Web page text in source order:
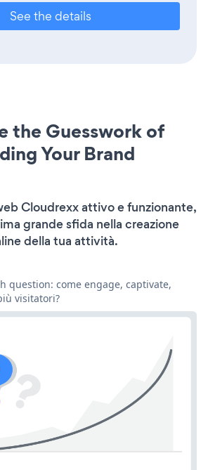
See the details
the Guesswork of
Your Brand
Cloudrexx attivo e funzionante,
grande sfida nella creazione
della tua attività.
question: come engage, captivate,
visitatori?